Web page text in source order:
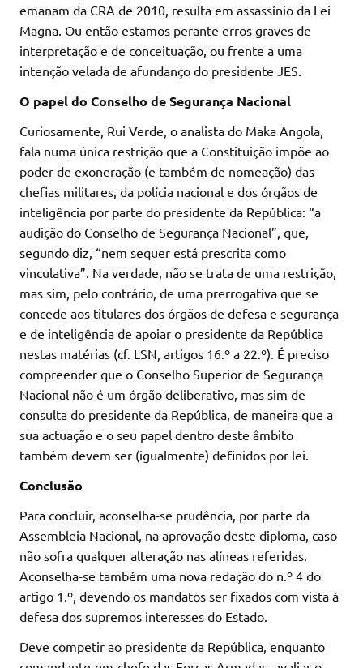
emanam da CRA de 2010, resulta em assassínio da Lei
Magna. Ou então estamos perante erros graves de
interpretação e de conceituação, ou frente a uma
intenção velada de afundanço do presidente JES.
O papel do Conselho de Segurança Nacional
Curiosamente, Rui Verde, o analista do Maka Angola,
fala numa única restrição que a Constituição impõe ao
poder de exoneração (e também de nomeação) das
chefias militares, da polícia nacional e dos órgãos de
inteligência por parte do presidente da República: “a
audição do Conselho de Segurança Nacional”, que,
segundo diz, “nem sequer está prescrita como
vinculativa”. Na verdade, não se trata de uma restrição,
mas sim, pelo contrário, de uma prerrogativa que se
concede aos titulares dos órgãos de defesa e segurança
e de inteligência de apoiar o presidente da República
nestas matérias (cf. LSN, artigos 16.º a 22.º). É preciso
compreender que o Conselho Superior de Segurança
Nacional não é um órgão deliberativo, mas sim de
consulta do presidente da República, de maneira que a
sua actuação e o seu papel dentro deste âmbito
também devem ser (igualmente) definidos por lei.
Conclusão
Para concluir, aconselha-se prudência, por parte da
Assembleia Nacional, na aprovação deste diploma, caso
não sofra qualquer alteração nas alíneas referidas.
Aconselha-se também uma nova redação do n.º 4 do
artigo 1.º, devendo os mandatos ser fixados com vista à
defesa dos supremos interesses do Estado.
Deve competir ao presidente da República, enquanto